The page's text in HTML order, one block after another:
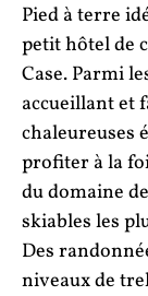
Pied à terre
petit hôtel de
Case. Parmi
accueillant et
chaleureuses
profiter à la
du domaine
skiables les
Des
niveaux de